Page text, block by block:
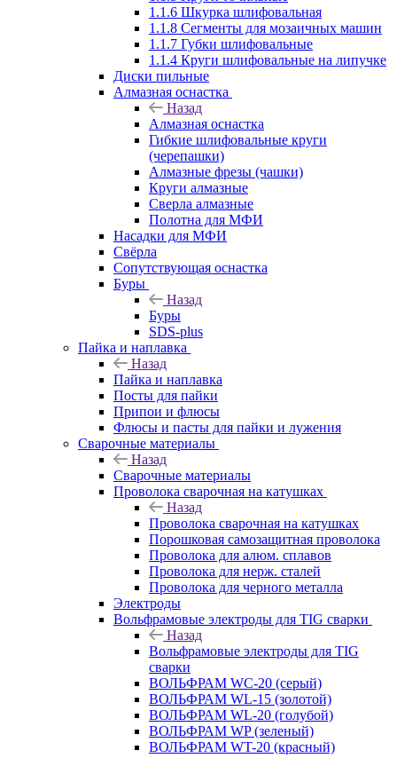
1.1.6 Шкурка шлифовальная
1.1.8 Сегменты для мозаичных машин
1.1.7 Губки шлифовальные
1.1.4 Круги шлифовальные на липучке
Диски пильные
Алмазная оснастка
Назад
Алмазная оснастка
Гибкие шлифовальные круги
(черепашки)
Алмазные фрезы (чашки)
Круги алмазные
Сверла алмазные
Полотна для МФИ
Насадки для МФИ
Свёрла
Сопутствующая оснастка
Буры
Назад
Буры
SDS-plus
Пайка и наплавка
Назад
Пайка и наплавка
Посты для пайки
Припои и флюсы
Флюсы и пасты для пайки и лужения
Сварочные материалы
Назад
Сварочные материалы
Проволока сварочная на катушках
Назад
Проволока сварочная на катушках
Порошковая самозащитная проволока
Проволока для алюм. сплавов
Проволока для нерж. сталей
Проволока для черного металла
Электроды
Вольфрамовые электроды для TIG сварки
Назад
Вольфрамовые электроды для TIG
сварки
ВОЛЬФРАМ WC-20 (серый)
ВОЛЬФРАМ WL-15 (золотой)
ВОЛЬФРАМ WL-20 (голубой)
ВОЛЬФРАМ WP (зеленый)
ВОЛЬФРАМ WT-20 (красный)